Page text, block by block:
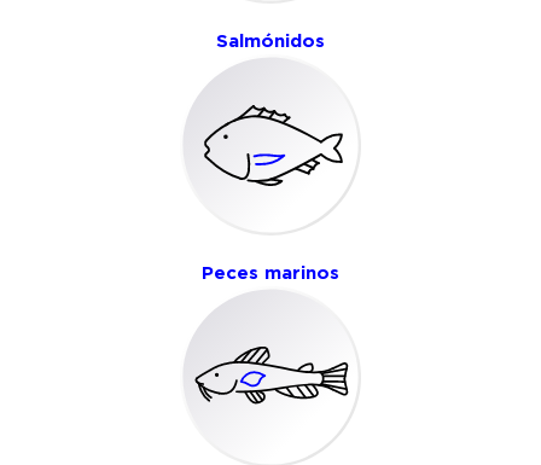
Salmónidos
Peces marinos